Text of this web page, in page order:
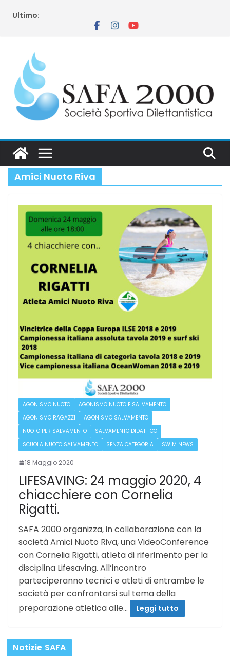
Ultimo:
Amici Nuoto Riva
AGONISMO NUOTO
AGONISMO NUOTO E SALVAMENTO
AGONISMO RAGAZZI
AGONISMO SALVAMENTO
NUOTO PER SALVAMENTO
SALVAMENTO DIDATTICO
SCUOLA NUOTO SALVAMENTO
SENZA CATEGORIA SWIM NEWS
18 Maggio 2020
LIFESAVING: 24 maggio 2020, 4
chiacchiere con Cornelia
Rigatti.
SAFA 2000 organizza, in collaborazione con la
società Amici Nuoto Riva, una VideoConference
con Cornelia Rigatti, atleta di riferimento per la
disciplina Lifesaving. All’incontro
parteciperanno tecnici e atleti di entrambe le
società per confrontarsi sul tema della
preparazione atletica alle…
Leggi tutto
Notizie SAFA